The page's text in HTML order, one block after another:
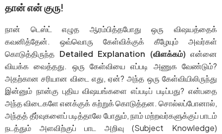
தான் என் குரு!
நான் டெஸ்ட் எழுத ஆரம்பித்தபோது ஒரு விஷயத்தைக்
கவனித்தேன். ஒவ்வொரு கேள்விக்குக் கீழேயும் அவர்கள்
கொடுத்திருந்த Detailed Explanation (விளக்கம்) என்னை
வியக்க வைத்தது. ஒரு கேள்வியை எப்படி அணுக வேண்டும்?
அதற்கான சரியான விடை எது, ஏன்? அந்த ஒரு கேள்வியிலிருந்து
இன்னும் நான்கு புதிய விஷயங்களை எப்படிப் படிப்பது? என்பதை
அந்த விடைகளே எனக்குக் கற்றுக் கொடுத்தன. சொல்லப்போனால்,
அந்தத் தீர்வுகளைப் படித்தாலே போதும், நாம் மற்றவர்களுக்குப் பாடம்
நடத்தும் அளவிற்குப் பாட அறிவு (Subject Knowledge)